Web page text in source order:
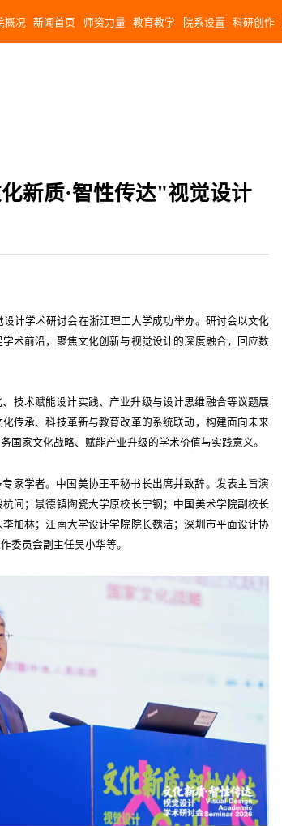
概况 新闻首页 师资力量 教育教学 院系设置 科研创作
新质·智性传达"视觉设计
计学术研讨会在浙江理工大学成功举办。研讨会以文化
术前沿，聚焦文化创新与视觉设计的深度融合，回应数
技术赋能设计实践、产业升级与设计思维融合等议题展
传承、科技革新与教育改革的系统联动，构建面向未来
国家文化战略、赋能产业升级的学术价值与实践意义。
家学者。中国美协王平秘书长出席并致辞。发表主旨演
间；景德镇陶瓷大学原校长宁钢；中国美术学院副校长
加林；江南大学设计学院院长魏洁；深圳市平面设计协
委员会副主任吴小华等。